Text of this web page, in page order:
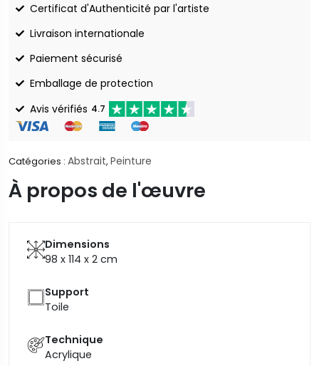
Certificat d'Authenticité par l'artiste
Livraison internationale
Paiement sécurisé
Emballage de protection
Avis vérifiés 4.7
Catégories : Abstrait, Peinture
À propos de l'œuvre
Dimensions
98 x 114 x 2 cm
Support
Toile
Technique
Acrylique